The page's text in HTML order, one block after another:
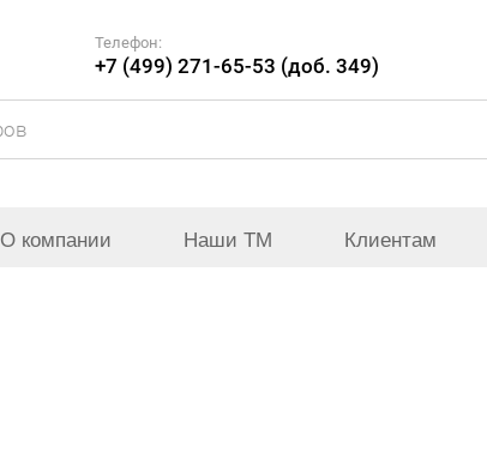
Телефон:
+7 (499) 271-65-53 (доб. 349)
О компании Наши ТМ Клиентам